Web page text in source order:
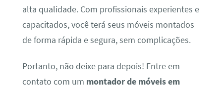
alta qualidade. Com profissionais experientes e
capacitados, você terá seus móveis montados
de forma rápida e segura, sem complicações.
Portanto, não deixe para depois! Entre em
contato com um montador de móveis em